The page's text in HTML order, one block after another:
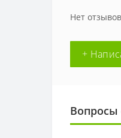
Нет
+
Вопросы